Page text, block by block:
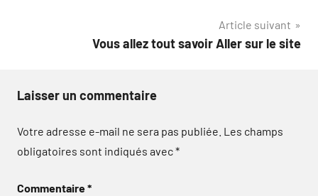
Article suivant
Vous allez tout savoir Aller sur le site
Laisser un commentaire
Votre adresse e-mail ne sera pas publiée. Les champs
obligatoires sont indiqués avec*
Commentaire*